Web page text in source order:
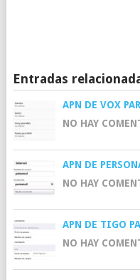
Entradas
APN DE VOX
NO HAY
APN DE
NO HAY
APN DE TIGO
NO HAY